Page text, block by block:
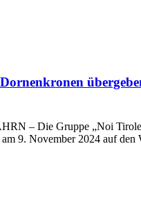
– Die Gruppe „Noi
am 9. November 2024 auf